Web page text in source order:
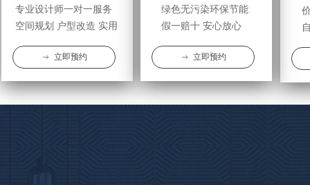
ꁹ 立即预约
专业设计师一对一服务
空间规划 户型改造 实用
绿色无污染环保节能
假一赔十 安心放心
ꁹ 立即预约